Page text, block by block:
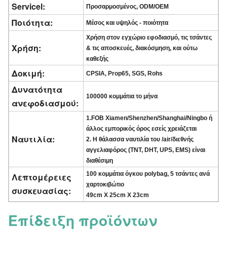
Servicel: Προσαρμοσμένος, ODM/OEM
Ποιότητα: Μέσος και υψηλός - ποιότητα
Χρήση:
Χρήση στον εγχώριο εφοδιασμό, τις τσάντες
& τις αποσκευές, διακόσμηση, και ούτω
καθεξής
Δοκιμή: CPSIA, Prop65, SGS, Rohs
Δυνατότητα
ανεφοδιασμού:
100000 κομμάτια το μήνα
Ναυτιλία:
1.FOB Xiamen/Shenzhen/Shanghai/Ningbo ή
άλλος εμπορικός όρος εσείς χρειάζεται
2. Η θάλασσα ναυτιλία του /air/διεθνής
αγγελιαφόρος (TNT, DHT, UPS, EMS) είναι
διαθέσιμη
Λεπτομέρειες
συσκευασίας:
100 κομμάτια όγκου polybag, 5 τσάντες ανά
χαρτοκιβώτιο
49cm X 25cm X 23cm
Επίδειξη προϊόντων